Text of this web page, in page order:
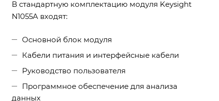
В стандартную комплектацию модуля Keysight
N1055A входят:
Основной блок модуля
Кабели питания и интерфейсные кабели
Руководство пользователя
Программное обеспечение для анализа
данных